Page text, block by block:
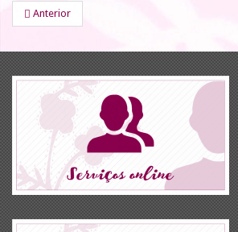
Anterior